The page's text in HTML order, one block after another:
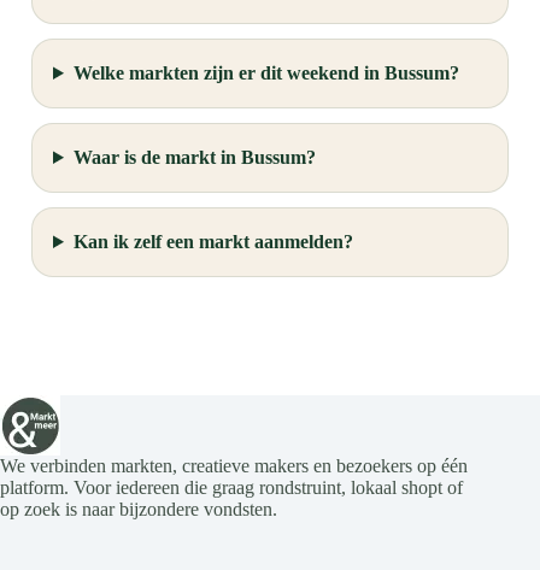
Welke markten zijn er dit weekend in Bussum?
Waar is de markt in Bussum?
Kan ik zelf een markt aanmelden?
We verbinden markten, creatieve makers en bezoekers op één
platform. Voor iedereen die graag rondstruint, lokaal shopt of
op zoek is naar bijzondere vondsten.